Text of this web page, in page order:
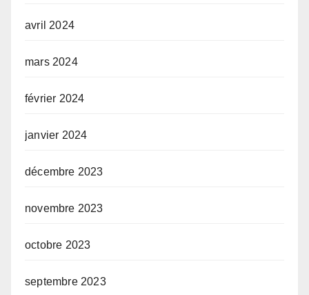
avril 2024
mars 2024
février 2024
janvier 2024
décembre 2023
novembre 2023
octobre 2023
septembre 2023